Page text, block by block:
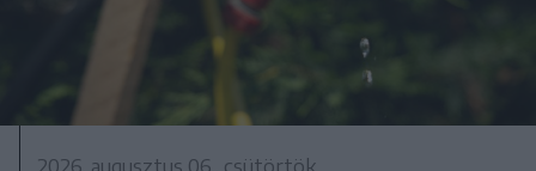
2026. augusztus 06., csütörtök